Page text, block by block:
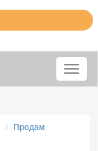
Меню
Продам